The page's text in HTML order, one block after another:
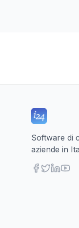
Software di
aziende in